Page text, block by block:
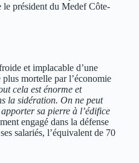
le président du Medef Côte-
et implacable d’une
mortelle par l’économie
cela est énorme et
la sidération. On ne peut
sa pierre à l’édifice
engagé dans la défense
salariés, l’équivalent de 70